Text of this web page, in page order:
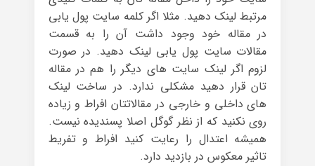
مرتبط لینک دهید. مثلا اگر کلمه سایت پول یابی
در مقاله خود وجود داشت آن را به قسمت
مقالات سایت پول یابی لینک دهید. در صورت
لزوم اگر لینک سایت های دیگر را هم در مقاله
تان قرار دهید مشکلی ندارد. در ساخت لینک
های داخلی و خارجی در مقالاتتان افراط و زیاده
روی نکنید که از نظر گوگل اصلا پسندیده نیست.
همیشه اعتدال را رعایت کنید افراط و تفریط
تاثیر معکوس در بازدید دارد.